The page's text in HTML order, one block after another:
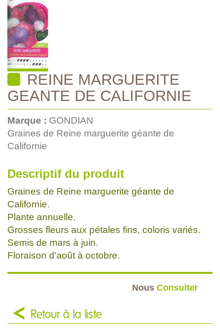
REINE MARGUERITE
GEANTE DE CALIFORNIE
Marque : GONDIAN
Graines de Reine marguerite géante de
Californie
Descriptif du produit
Graines de Reine marguerite géante de
Californie.
Plante annuelle.
Grosses fleurs aux pétales fins, coloris variés.
Semis de mars à juin.
Floraison d'août à octobre.
Nous Consulter
Retour à la liste